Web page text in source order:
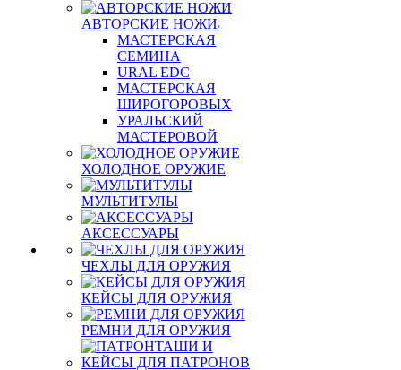
АВТОРСКИЕ НОЖИ
МАСТЕРСКАЯ
СЕМИНА
URAL EDC
МАСТЕРСКАЯ
ШИРОГОРОВЫХ
УРАЛЬСКИЙ
МАСТЕРОВОЙ
ХОЛОДНОЕ ОРУЖИЕ
МУЛЬТИТУЛЫ
АКСЕССУАРЫ
ЧЕХЛЫ ДЛЯ ОРУЖИЯ
КЕЙСЫ ДЛЯ ОРУЖИЯ
РЕМНИ ДЛЯ ОРУЖИЯ